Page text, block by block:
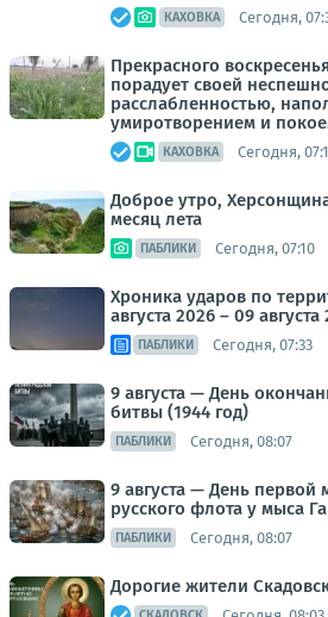
КАХОВКА Сегодня,
Прекрасного
порадует своей
расслабленностью,
умиротворением и
КАХОВКА Сегодня,
Доброе утро,
месяц лета
ПАБЛИКИ Сегодня, 07:10
Хроника ударов по
августа 2026 – 09 августа
ПАБЛИКИ Сегодня, 07:33
9 августа — День
битвы (1944 год)
ПАБЛИКИ Сегодня, 08:07
9 августа — День первой
русского флота у мыса
ПАБЛИКИ Сегодня, 08:07
Дорогие жители